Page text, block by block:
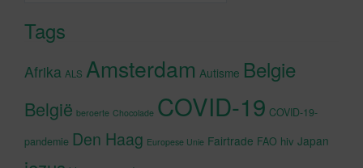
Tags
Afrika ALS Amsterdam Autisme Belgie
België beroerte Chocolade COVID-19 COVID-19-
pandemie Den Haag Europese Unie Fairtrade FAO hiv Japan